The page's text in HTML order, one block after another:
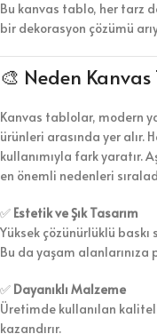
Bu kanvas tablo, her tarz
bir dekorasyon çözümü
🎨 Neden Kanvas
Kanvas tablolar, modern
ürünleri arasında yer alır.
kullanımıyla fark yaratır.
en önemli nedenleri
✅ Estetik ve Şık Tasarım
Yüksek çözünürlüklü
Bu da yaşam
✅ Dayanıklı Malzeme
Üretimde kullanılan
kazandırır.